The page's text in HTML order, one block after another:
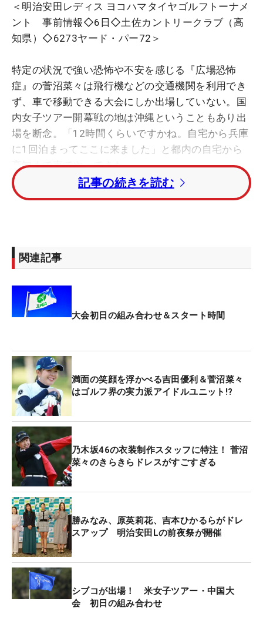
＜明治安田レディス ヨコハマタイヤゴルフトーナメ
ント 事前情報◇6日◇土佐カントリークラブ（高
知県）◇6273ヤード・パー72＞
特定の状況で強い恐怖や不安を感じる『広場恐怖
症』の菅沼菜々は飛行機などの交通機関を利用でき
ず、車で移動できる大会にしか出場していない。国
内女子ツアー開幕戦の地は沖縄ということもあり出
場を断念。「12時間くらいですかね。自宅から兵庫
に1回泊まってここに来ました」と都内の自宅から
高知まで車でやってきた。
「みんなが試合してる中、土曜日に移動し始めた。
ら高知入りした。
が、 舞台となる土佐CCは菅沼にとって鬼門。「こ
こは1回も予選が通ってない試合で、全敗だったの
で、予選を通って上位で争えるように頑張りたい」
と目標は少しばかり控えめ。それでも「怖がらずに
振り切っていきたい」と同コースへのリベンジに燃
えている。
オフは「100ヤード以内であったり、去年はスイン
グが大分崩れてしまったのでスイングを直すことに
必死で、細かい調整は1月末から2月末までやった」
とショートゲームに加え、トップ10入りが15回あっ
た一昨年のスイングに戻すことに専念。理想のスイ
ングへ調整を重ねた成果を、今大会から発揮したい
ところだ。
今季の目標は年間女王はもちろんのこと、「本当に
メジャー優勝をしたい」と力強く口にする。ただ、
「ソニー 日本女子プロゴルフ選手権」が沖縄開催の
記事の続きを読む
関連記事
大会初日の組み合わせ＆スタート時間
満面の笑顔を浮かべる吉田優利＆菅沼菜々
はゴルフ界の実力派アイドルユニット!?
乃木坂46の衣装制作スタッフに特注！ 菅沼
菜々のきらきらドレスがすごすぎる
勝みなみ、原英莉花、吉本ひかるらがドレ
スアップ 明治安田Lの前夜祭が開催
シブコが出場！ 米女子ツアー・中国大
会 初日の組み合わせ